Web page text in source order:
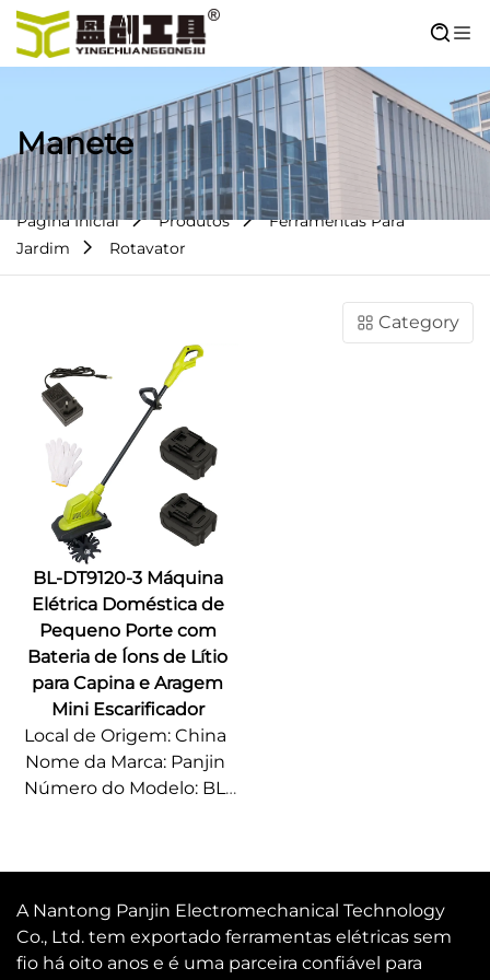
Manete
Página Inicial Produtos
Ferramentas Para
Jardim
Rotavator
Category
BL-DT9120-3 Máquina
Elétrica Doméstica de
Pequeno Porte com
Bateria de Íons de Lítio
para Capina e Aragem
Mini Escarificador
Local de Origem: China
Nome da Marca: Panjin
Número do Modelo: BL-
encomenda: 500 pcs
Personalizável
Prazo de Entrega: 15~20
Dias
A Nantong Panjin Electromechanical Technology
Co., Ltd. tem exportado ferramentas elétricas sem
fio há oito anos e é uma parceira confiável para